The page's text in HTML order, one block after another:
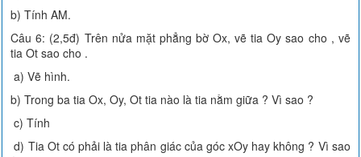
b) Tính AM.
Câu 6: (2,5đ) Trên nửa mặt phẳng bờ Ox, vẽ tia Oy sao cho , vẽ
tia Ot sao cho .
a) Vẽ hình.
b) Trong ba tia Ox, Oy, Ot tia nào là tia nằm giữa ? Vì sao ?
c) Tính
d) Tia Ot có phải là tia phân giác của góc xOy hay không ? Vì sao